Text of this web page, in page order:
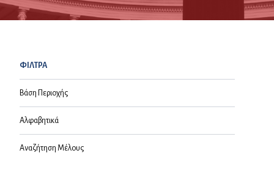
ΦΙΛΤΡΑ
Βάση Περιοχής
Αλφαβητικά
Αναζήτηση Μέλους